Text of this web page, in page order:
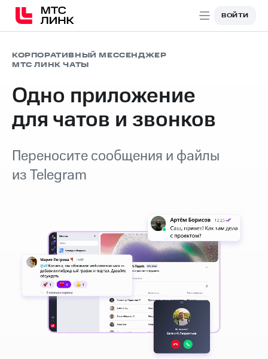
ВОЙТИ
КОРПОРАТИВНЫЙ МЕССЕНДЖЕР
МТС ЛИНК ЧАТЫ
Одно приложение
для чатов и звонков
Переносите сообщения и файлы
из Telegram